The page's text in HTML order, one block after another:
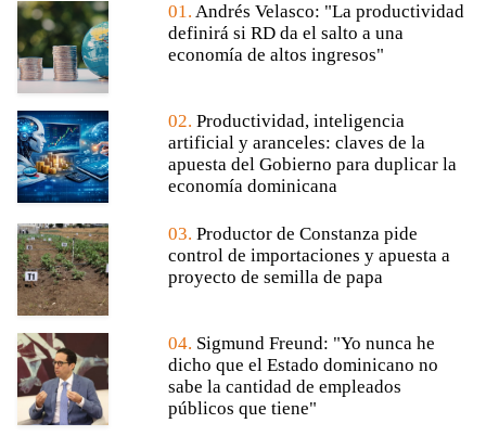
01. Andrés Velasco: "La productividad
definirá si RD da el salto a una
economía de altos ingresos"
02. Productividad, inteligencia
artificial y aranceles: claves de la
apuesta del Gobierno para duplicar la
economía dominicana
03. Productor de Constanza pide
control de importaciones y apuesta a
proyecto de semilla de papa
04. Sigmund Freund: "Yo nunca he
dicho que el Estado dominicano no
sabe la cantidad de empleados
públicos que tiene"